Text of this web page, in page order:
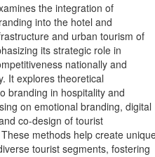
the integration of
into the hotel and
and urban tourism of
its strategic role in
nationally and
It explores theoretical
branding in hospitality and
on emotional branding, digital
co-design of tourist
methods help create
tourist segments, fostering